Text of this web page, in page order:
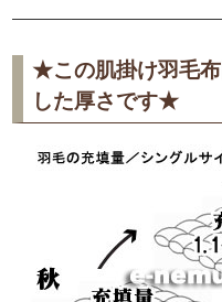
★この肌掛け羽毛
した厚さです★